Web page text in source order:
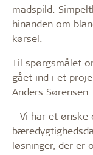
madspild.
hinanden om
kørsel.
Til spørgsmålet
gået ind i et
Anders Sørensen:
– Vi har et
løsninger, der er